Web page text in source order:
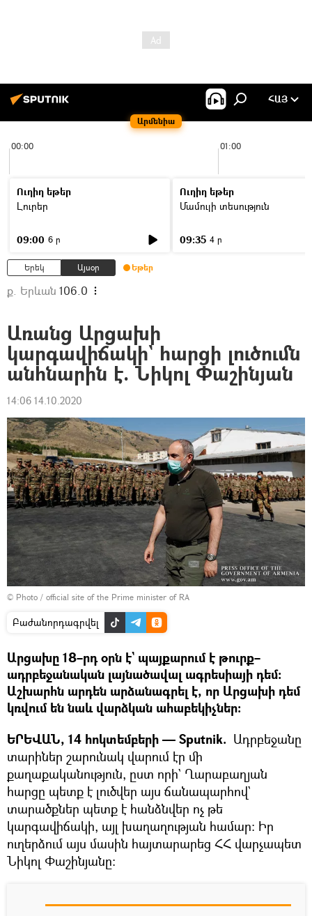
Արմենիա
ՀԱՅ
00:00 01:00
Ուղիղ եթեր
Լուրեր
09:00 6 ր
Ուղիղ եթեր
Մամուլի տեսություն
09:35 4 ր
Երեկ Այսօր Եթեր
ք. Երևան 106.0
Առանց Արցախի
կարգավիճակի` հարցի լուծումն
անհնարին է. Նիկոլ Փաշինյան
14:06 14.10.2020
© Photo / official site of the Prime minister of RA
Բաժանորդագրվել
Արցախը 18–րդ օրն է` պայքարում է թուրք–
ադրբեջանական լայնածավալ ագրեսիայի դեմ։
Աշխարհն արդեն արձանագրել է, որ Արցախի դեմ
կռվում են նաև վարձկան ահաբեկիչներ։
ԵՐԵՎԱՆ, 14 հոկտեմբերի — Sputnik. Ադրբեջանը
տարիներ շարունակ վարում էր մի
քաղաքականություն, ըստ որի` Ղարաբաղյան
հարցը պետք է լուծվեր այս ճանապարհով`
տարածքներ պետք է հանձնվեր ոչ թե
կարգավիճակի, այլ խաղաղության համար։ Իր
ուղերձում այս մասին հայտարարեց ՀՀ վարչապետ
Նիկոլ Փաշինյանը։